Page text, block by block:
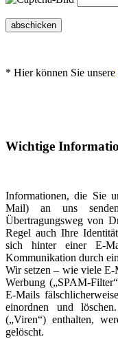
abschicken
* Hier können Sie unsere
Wichtige
Informationen, die Sie
Mail) an uns
Übertragungsweg von
Regel auch Ihre
sich hinter einer E-
Kommunikation durch
Wir setzen – wie viele
Werbung („SPAM-
E-Mails
einordnen und
(„Viren“) enthalten,
gelöscht.